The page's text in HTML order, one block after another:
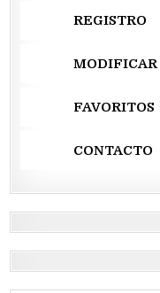
REGISTRO
MODIFICAR
FAVORITOS
CONTACTO